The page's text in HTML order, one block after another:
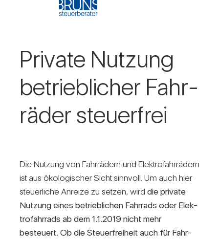
Pri­vate Nut­zung
betrieb­li­cher Fahr­
räder steu­er­frei
Die Nut­zung von Fahr­rä­dern und Elek­tro­fahr­rä­dern
ist aus öko­lo­gi­scher Sicht sinn­voll. Um auch hier
steu­er­liche Anreize zu setzen, wird die pri­vate
Nut­zung eines betrieb­li­chen Fahr­rads oder Elek­
tro­fahr­rads ab dem 1.1.2019 nicht mehr
besteuert. Ob die Steu­er­frei­heit auch für Fahr­